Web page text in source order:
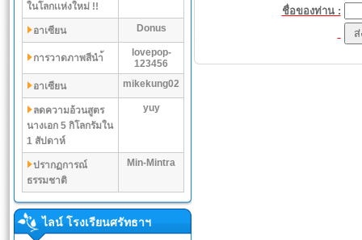
ในโลกเเห่งใหม่ !!
อาเซียน Donus
การวาดภาพสีนำ้
lovepop-
123456
อาเซียน
mikekung02
ลดความอ้วนสูตร
นางเอก 5 กิโลกรัมใน
1 สัปดาห์
yuy
ปรากฏการณ์
ธรรมชาติ
Min-Mintra
ไลน์ โรงเรียนศรัทธาฯ
ชื่อของท่าน :